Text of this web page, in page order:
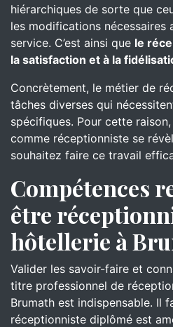
hiérarchiques de sorte que
les modifications nécessaires
service. C’est ainsi que le
la satisfaction et à la
Concrètement, le métier de
tâches diverses qui
spécifiques. Pour cette
comme réceptionniste se
souhaitez faire ce travail
Compétences
être
hôtellerie à
Valider les savoir-faire et
titre professionnel de
Brumath est indispensable. Il
réceptionniste diplômé est